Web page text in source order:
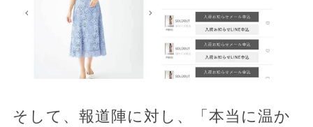
そして、報道陣に対し、「本当に温か